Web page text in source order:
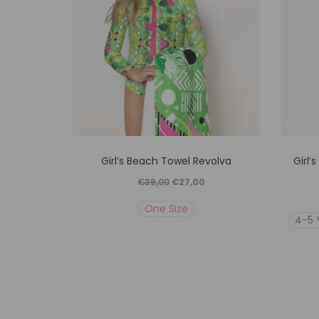
το
προϊόν
έχει
Girl’s Beach Towel Revolva
€39,00 Original
price
€27,00
One Size
4-5